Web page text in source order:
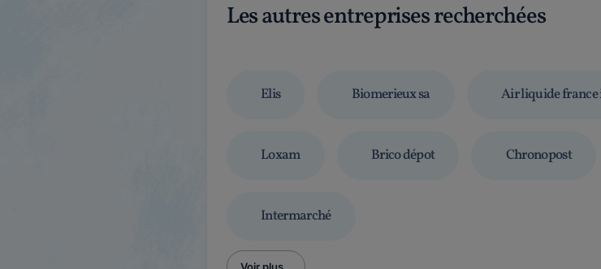
Les autres entreprises recherchées
Elis Biomerieux sa Air liquide
Loxam Brico dépot Chronopost
Intermarché